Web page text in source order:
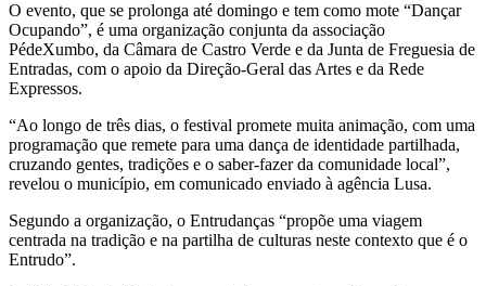
O evento, que se prolonga até domingo e tem como mote “Dançar
Ocupando”, é uma organização conjunta da associação
PédeXumbo, da Câmara de Castro Verde e da Junta de Freguesia de
Entradas, com o apoio da Direção-Geral das Artes e da Rede
Expressos.
“Ao longo de três dias, o festival promete muita animação, com uma
programação que remete para uma dança de identidade partilhada,
cruzando gentes, tradições e o saber-fazer da comunidade local”,
revelou o município, em comunicado enviado à agência Lusa.
Segundo a organização, o Entrudanças “propõe uma viagem
centrada na tradição e na partilha de culturas neste contexto que é o
Entrudo”.